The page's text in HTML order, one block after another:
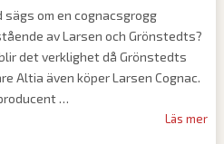
sägs om en cognacsgrogg
av Larsen och Grönstedts?
det verklighet då Grönstedts
Altia även köper Larsen Cognac.
Läs mer